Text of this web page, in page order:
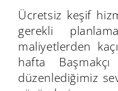
Ücretsiz keşif
gerekli
maliyetlerden
hafta
düzenlediğimiz